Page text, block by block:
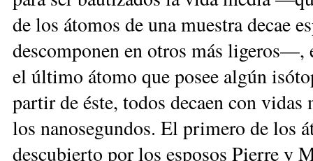
de los átomos de una muestra decae
descomponen en otros más ligeros—,
el último átomo que posee algún
partir de éste, todos decaen con
los nanosegundos. El primero de los
descubierto por los esposos Pierre y